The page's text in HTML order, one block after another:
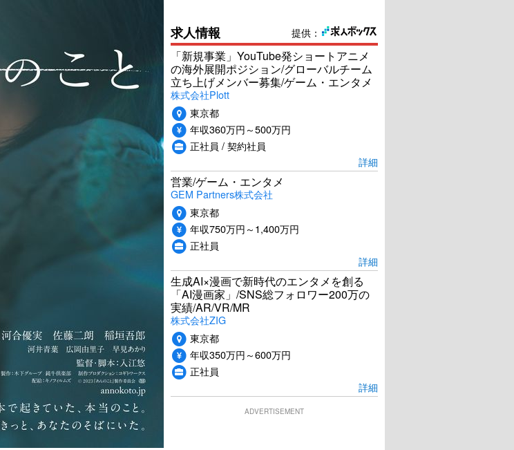
提供：
求人情報
「新規事業」YouTube発ショートアニメ
の海外展開ポジション/グローバルチーム
立ち上げメンバー募集/ゲーム・エンタメ
株式会社Plott
東京都
年収360万円～500万円
正社員 / 契約社員
詳細
営業/ゲーム・エンタメ
GEM Partners株式会社
東京都
年収750万円～1,400万円
正社員
詳細
生成AI×漫画で新時代のエンタメを創る
「AI漫画家」/SNS総フォロワー200万の
実績/AR/VR/MR
株式会社ZIG
東京都
年収350万円～600万円
正社員
詳細
ADVERTISEMENT